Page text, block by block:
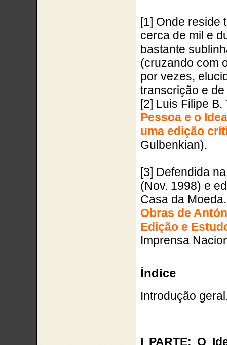
[1] Onde reside
cerca de mil e
bastante
(cruzando com
por vezes,
transcrição e
[2] Luis Filipe
Pessoa e o
uma edição
Gulbenkian).
[3] Defendida
(Nov. 1998) e
Casa da
Obras de
Edição e
Imprensa
Índice
Introdução
I PARTE: O